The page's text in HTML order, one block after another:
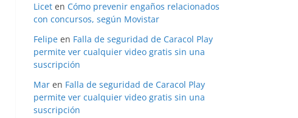
Licet en Cómo prevenir engaños relacionados
con concursos, según Movistar
Felipe en Falla de seguridad de Caracol Play
permite ver cualquier video gratis sin una
suscripción
Mar en Falla de seguridad de Caracol Play
permite ver cualquier video gratis sin una
suscripción